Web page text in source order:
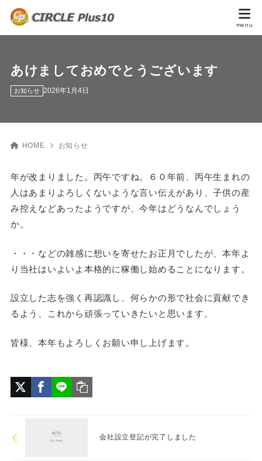
あけましておめでとうございます
お知らせ 2026年1月4日
HOME お知らせ
年が改まりました。丙午ですね。６０年前、丙午生まれの
人はあまりよろしくないような言い伝えがあり、子供の産
み控えなどあったようですが、今年はどうなんでしょう
か。
・・・などの雑感に想いを寄せたお正月でしたが、本年よ
り当社はいよいよ本格的に稼働し始めることになります。
設立した志を強く再認識し、何らかの形で社会に貢献でき
るよう、これから頑張っていきたいと思います。
皆様、本年もよろしくお願い申し上げます。
会社設立登記が完了しました